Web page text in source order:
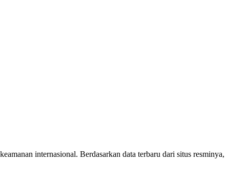
internasional. Berdasarkan data terbaru dari situs resminya,